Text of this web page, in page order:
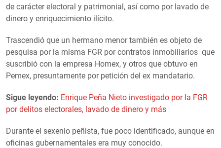
de carácter electoral y patrimonial, así como por lavado de
dinero y enriquecimiento ilícito.
Trascendió que un hermano menor también es objeto de
pesquisa por la misma FGR por contratos inmobiliarios que
suscribió con la empresa Homex, y otros que obtuvo en
Pemex, presuntamente por petición del ex mandatario.
Sigue leyendo: Enrique Peña Nieto investigado por la FGR
por delitos electorales, lavado de dinero y más
Durante el sexenio peñista, fue poco identificado, aunque en
oficinas gubernamentales era muy conocido.